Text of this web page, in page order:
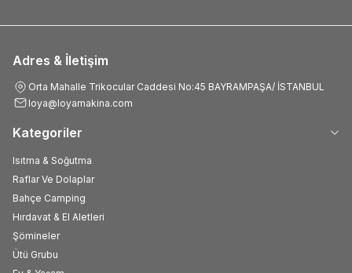
Adres & İletişim
Orta Mahalle Trikocular Caddesi No:45 BAYRAMPAŞA/ İSTANBUL
loya@loyamakina.com
Kategoriler
Isıtma & Soğutma
Raflar Ve Dolaplar
Bahçe Camping
Hırdavat & El Aletleri
Şömineler
Ütü Grubu